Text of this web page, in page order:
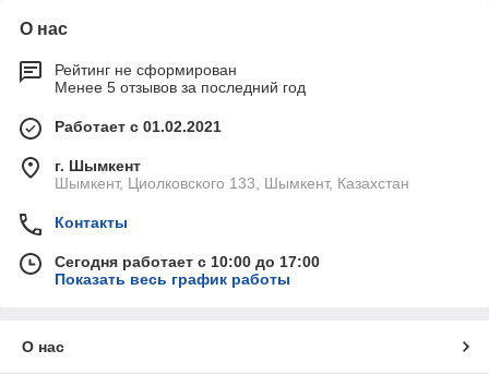
О нас
Рейтинг не сформирован
Менее 5 отзывов за последний год
Работает с 01.02.2021
г. Шымкент
Шымкент, Циолковского 133, Шымкент, Казахстан
Контакты
Сегодня работает с 10:00 до 17:00
Показать весь график работы
О нас